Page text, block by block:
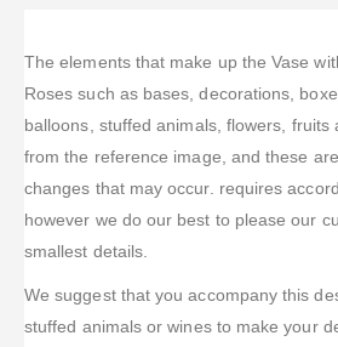
The elements that make up the Vase
Roses such as bases, decorations,
balloons, stuffed animals, flowers, fruits
from the reference image, and these
changes that may occur. requires
however we do our best to please our
smallest details.
We suggest that you accompany this
stuffed animals or wines to make your